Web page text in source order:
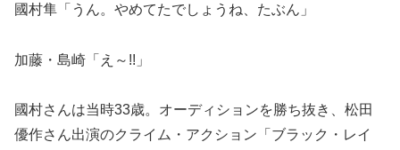
國村隼「うん。やめてたでしょうね、たぶん」
加藤・島崎「え～!!」
國村さんは当時33歳。オーディションを勝ち抜き、松田
優作さん出演のクライム・アクション「ブラック・レイ